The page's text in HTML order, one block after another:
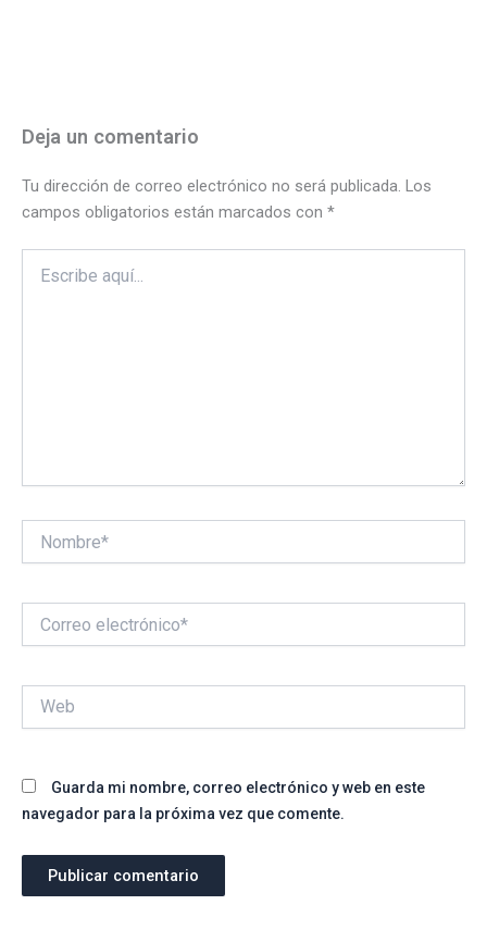
Deja un comentario
Tu dirección de correo electrónico no será publicada. Los
campos obligatorios están marcados con *
aquí...
electrónico*
Guarda mi nombre, correo electrónico y web en este
navegador para la próxima vez que comente.